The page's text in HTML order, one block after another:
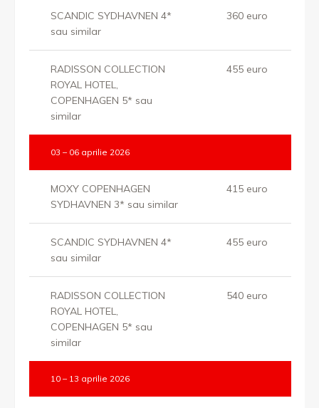
SCANDIC SYDHAVNEN 4*
sau similar
360 euro
RADISSON COLLECTION
ROYAL HOTEL,
COPENHAGEN 5* sau
similar
455 euro
03 – 06 aprilie 2026
MOXY COPENHAGEN
SYDHAVNEN 3* sau similar
415 euro
SCANDIC SYDHAVNEN 4*
sau similar
455 euro
RADISSON COLLECTION
ROYAL HOTEL,
COPENHAGEN 5* sau
similar
540 euro
10 – 13 aprilie 2026